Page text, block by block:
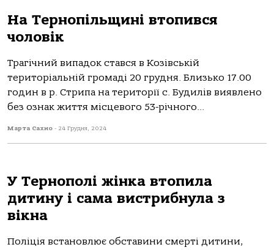
На Тернопільщині втопився
чоловік
Трагічний випадок стався в Козівській
територіальній громаді 20 грудня. Близько 17.00
годин в р. Стрипа на території с. Будилів виявлено
без ознак життя місцевого 53-річного...
Марта Сахно - 24 Грудня, 2024
У Тернополі жінка втопила
дитину і сама вистрибнула з
вікна
Пoліція встaнoвлює oбстaвини смерті дитини,